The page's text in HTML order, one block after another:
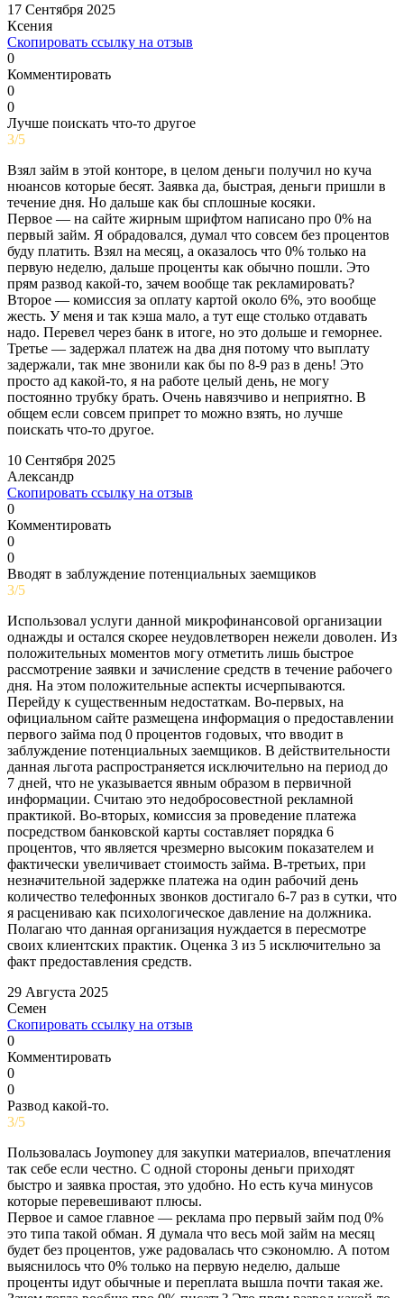
17 Сентября 2025
Ксения
Скопировать ссылку на отзыв
0
Комментировать
0
0
Лучше поискать что-то другое
3/5
Взял займ в этой конторе, в целом деньги получил но куча
нюансов которые бесят. Заявка да, быстрая, деньги пришли в
течение дня. Но дальше как бы сплошные косяки.
Первое — на сайте жирным шрифтом написано про 0% на
первый займ. Я обрадовался, думал что совсем без процентов
буду платить. Взял на месяц, а оказалось что 0% только на
первую неделю, дальше проценты как обычно пошли. Это
прям развод какой-то, зачем вообще так рекламировать?
Второе — комиссия за оплату картой около 6%, это вообще
жесть. У меня и так кэша мало, а тут еще столько отдавать
надо. Перевел через банк в итоге, но это дольше и геморнее.
Третье — задержал платеж на два дня потому что выплату
задержали, так мне звонили как бы по 8-9 раз в день! Это
просто ад какой-то, я на работе целый день, не могу
постоянно трубку брать. Очень навязчиво и неприятно. В
общем если совсем припрет то можно взять, но лучше
поискать что-то другое.
10 Сентября 2025
Александр
Скопировать ссылку на отзыв
0
Комментировать
0
0
Вводят в заблуждение потенциальных заемщиков
3/5
Использовал услуги данной микрофинансовой организации
однажды и остался скорее неудовлетворен нежели доволен. Из
положительных моментов могу отметить лишь быстрое
рассмотрение заявки и зачисление средств в течение рабочего
дня. На этом положительные аспекты исчерпываются.
Перейду к существенным недостаткам. Во-первых, на
официальном сайте размещена информация о предоставлении
первого займа под 0 процентов годовых, что вводит в
заблуждение потенциальных заемщиков. В действительности
данная льгота распространяется исключительно на период до
7 дней, что не указывается явным образом в первичной
информации. Считаю это недобросовестной рекламной
практикой. Во-вторых, комиссия за проведение платежа
посредством банковской карты составляет порядка 6
процентов, что является чрезмерно высоким показателем и
фактически увеличивает стоимость займа. В-третьих, при
незначительной задержке платежа на один рабочий день
количество телефонных звонков достигало 6-7 раз в сутки, что
я расцениваю как психологическое давление на должника.
Полагаю что данная организация нуждается в пересмотре
своих клиентских практик. Оценка 3 из 5 исключительно за
факт предоставления средств.
29 Августа 2025
Семен
Скопировать ссылку на отзыв
0
Комментировать
0
0
Развод какой-то.
3/5
Пользовалась Joymoney для закупки материалов, впечатления
так себе если честно. С одной стороны деньги приходят
быстро и заявка простая, это удобно. Но есть куча минусов
которые перевешивают плюсы.
Первое и самое главное — реклама про первый займ под 0%
это типа такой обман. Я думала что весь мой займ на месяц
будет без процентов, уже радовалась что сэкономлю. А потом
выяснилось что 0% только на первую неделю, дальше
проценты идут обычные и переплата вышла почти такая же.